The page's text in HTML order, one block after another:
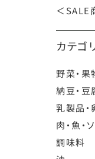
＜SALE
カテゴ
野菜・果
納豆・豆
乳製品・
肉・魚・
調味料